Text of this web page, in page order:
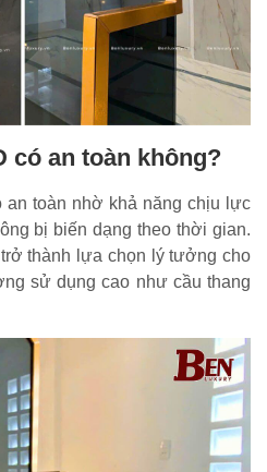
có an toàn không?
an toàn nhờ khả năng chịu lực
bị biến dạng theo thời gian.
thành lựa chọn lý tưởng cho
sử dụng cao như cầu thang